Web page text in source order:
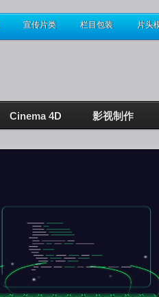
宣传片类 栏目包装 片头
Cinema 4D 影视制作